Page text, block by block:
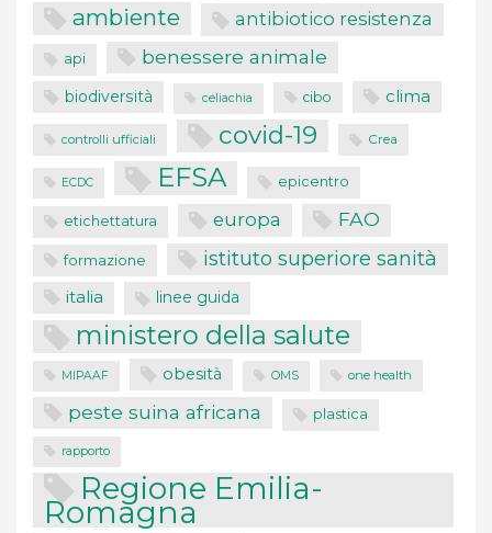
ambiente antibiotico resistenza
api benessere animale
biodiversità celiachia cibo clima
controlli ufficiali covid-19 Crea
ECDC EFSA epicentro
etichettatura europa FAO
formazione istituto superiore sanità
italia linee guida
ministero della salute
MIPAAF obesità OMS one health
peste suina africana plastica
rapporto
Regione Emilia-
Romagna